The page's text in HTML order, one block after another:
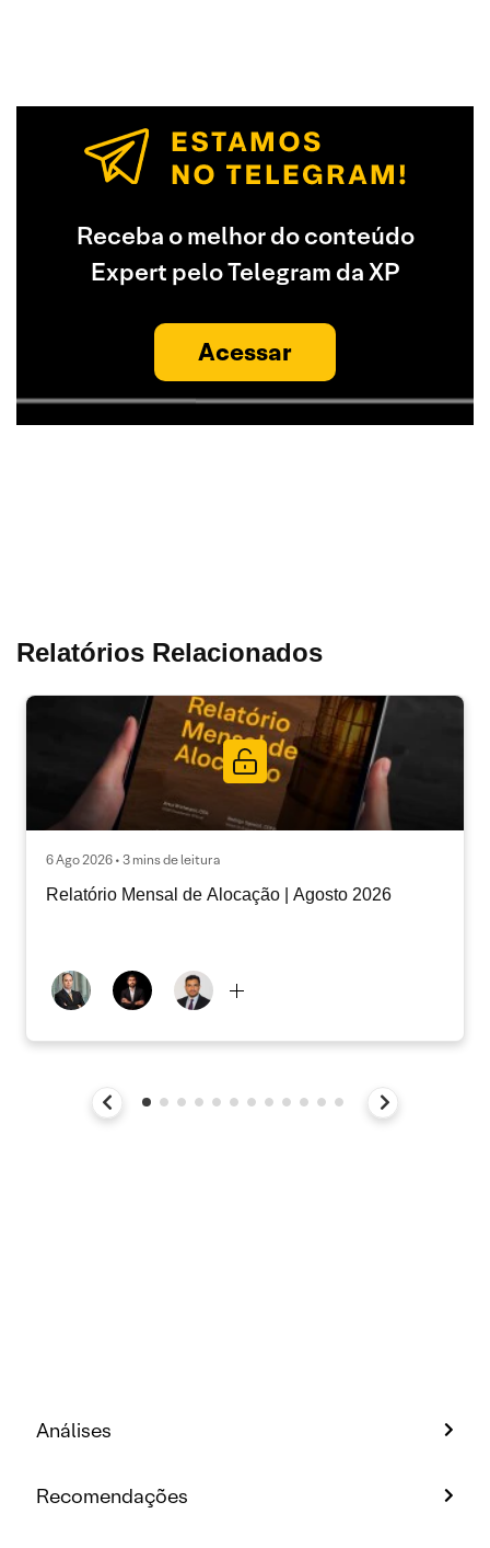
Receba o melhor do conteúdo
Expert pelo Telegram da XP
Acessar
Relatórios Relacionados
6 Ago 2026 • 3 mins de leitura
Relatório Mensal de Alocação | Agosto 2026
Análises
Recomendações